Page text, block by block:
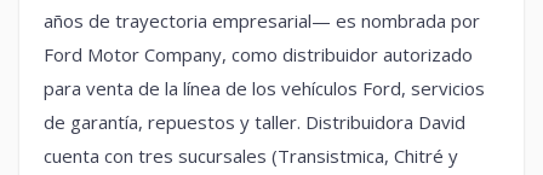
años de trayectoria empresarial— es nombrada por
Ford Motor Company, como distribuidor autorizado
para venta de la línea de los vehículos Ford, servicios
de garantía, repuestos y taller. Distribuidora David
cuenta con tres sucursales (Transistmica, Chitré y